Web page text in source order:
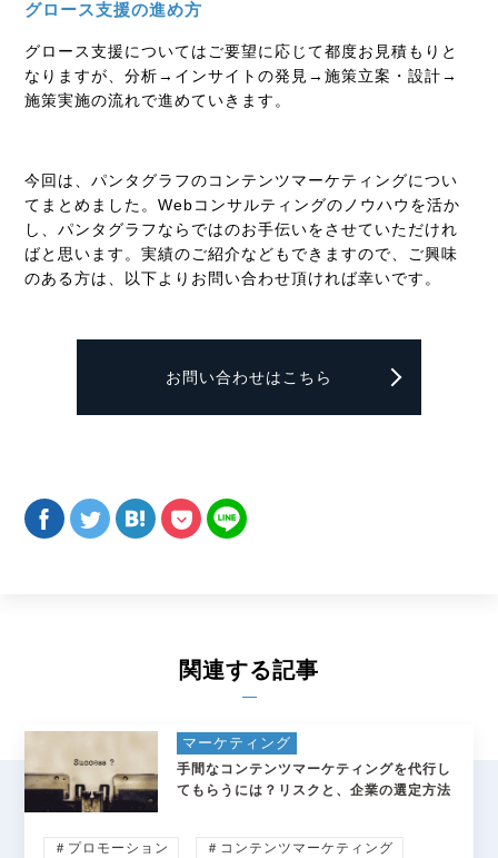
グロース支援の進め方
グロース支援についてはご要望に応じて都度お見積もりと
なりますが、分析→インサイトの発見→施策立案・設計→
施策実施の流れで進めていきます。
今回は、パンタグラフのコンテンツマーケティングについ
てまとめました。Webコンサルティングのノウハウを活か
し、パンタグラフならではのお手伝いをさせていただけれ
ばと思います。実績のご紹介などもできますので、ご興味
のある方は、以下よりお問い合わせ頂ければ幸いです。
お問い合わせはこちら
関連する記事
マーケティング
手間なコンテンツマーケティングを代行し
てもらうには？リスクと、企業の選定方法
＃プロモーション ＃コンテンツマーケティング